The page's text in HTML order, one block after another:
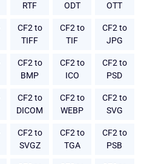
RTF
ODT
OTT
CF2 to
TIFF
CF2 to
TIF
CF2 to
JPG
CF2 to
BMP
CF2 to
ICO
CF2 to
PSD
CF2 to
DICOM
CF2 to
WEBP
CF2 to
SVG
CF2 to
SVGZ
CF2 to
TGA
CF2 to
PSB